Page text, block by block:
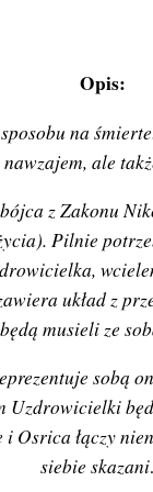
Opis:
na
ale
z Zakonu
Pilnie
układ z
musieli ze
sobą
Uzdrowicielki
Osrica łączy
siebie